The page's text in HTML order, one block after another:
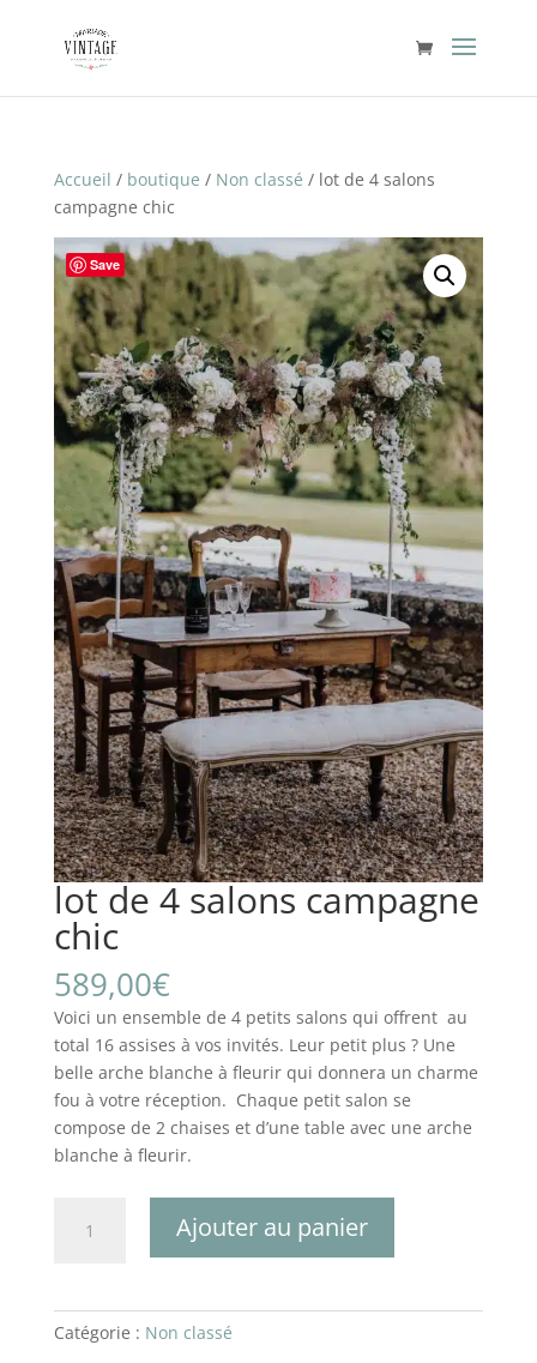
Accueil / boutique / Non classé / lot de 4 salons
campagne chic
Save
lot de 4 salons campagne
chic
589,00€
Voici un ensemble de 4 petits salons qui offrent au
total 16 assises à vos invités. Leur petit plus ? Une
belle arche blanche à fleurir qui donnera un charme
fou à votre réception. Chaque petit salon se
compose de 2 chaises et d’une table avec une arche
blanche à fleurir.
salons
Ajouter au panier
Catégorie : Non classé